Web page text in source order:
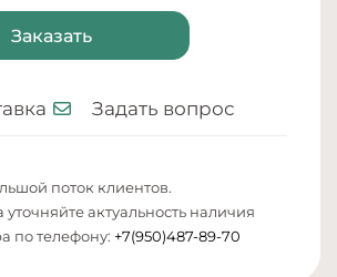
Заказать
Задать вопрос
поток клиентов.
актуальность наличия
по телефону: +7(950)487-89-70